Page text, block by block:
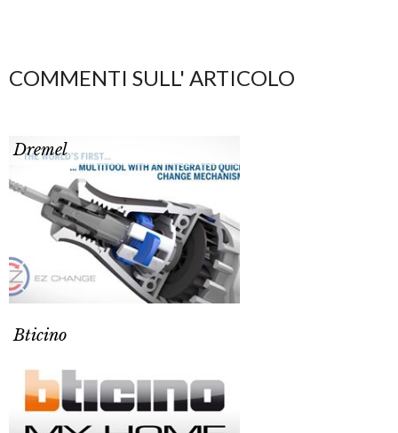
COMMENTI SULL' ARTICOLO
Dremel
Bticino